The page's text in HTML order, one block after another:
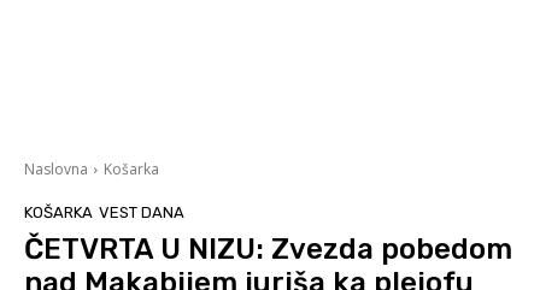
Naslovna Košarka
KOŠARKA VEST DANA
ČETVRTA U NIZU: Zvezda pobedom
nad Makabijem juriša ka plejofu